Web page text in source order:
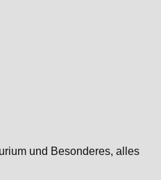
und Besonderes, alles